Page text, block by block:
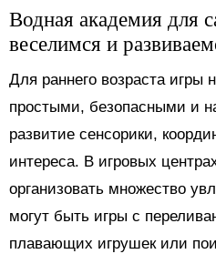
Водная академия для
веселимся и
Для раннего возраста игры
простыми, безопасными и
развитие сенсорики,
интереса. В игровых
организовать множество
могут быть игры с
плавающих игрушек или